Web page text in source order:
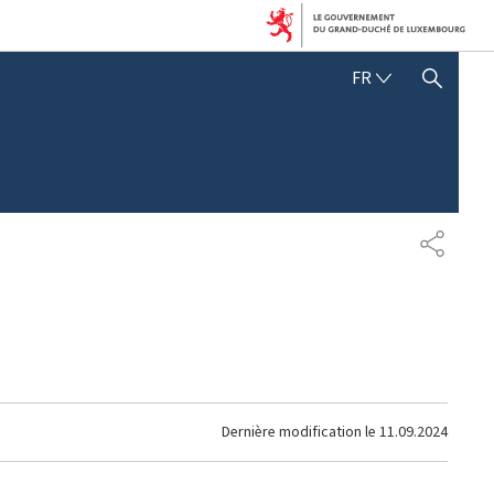
FRFRANÇAIS
AFFICHER / MASQUER
Dernière modification le 11.09.2024